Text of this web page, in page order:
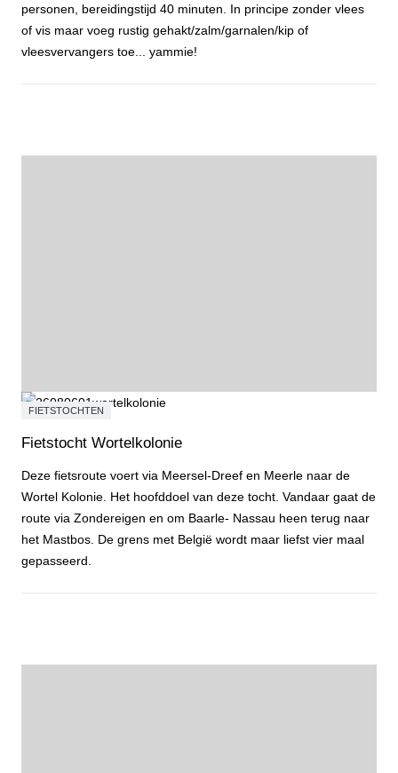
personen, bereidingstijd 40 minuten. In principe zonder vlees
of vis maar voeg rustig gehakt/zalm/garnalen/kip of
vleesvervangers toe... yammie!
FIETSTOCHTEN
Fietstocht Wortelkolonie
Deze fietsroute voert via Meersel-Dreef en Meerle naar de
Wortel Kolonie. Het hoofddoel van deze tocht. Vandaar gaat de
route via Zondereigen en om Baarle- Nassau heen terug naar
het Mastbos. De grens met België wordt maar liefst vier maal
gepasseerd.